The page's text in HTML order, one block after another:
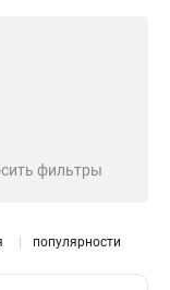
фильтры
популярности